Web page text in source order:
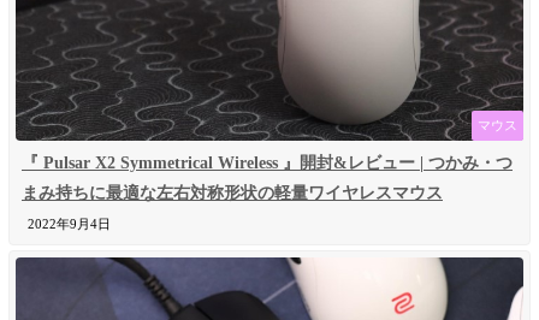
マウス
『 Pulsar X2 Symmetrical Wireless 』開封&レビュー | つかみ・つ
まみ持ちに最適な左右対称形状の軽量ワイヤレスマウス
2022年9月4日